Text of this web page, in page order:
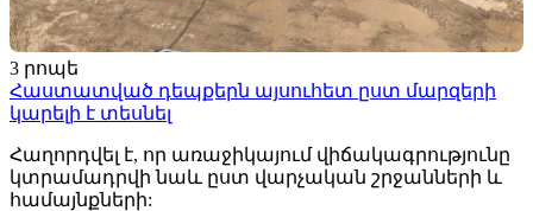
3 րոպե
Հաստատված դեպքերն այսուհետ ըստ մարզերի
կարելի է տեսնել
Հաղորդվել է, որ առաջիկայում վիճակագրությունը
կտրամադրվի նաև ըստ վարչական շրջանների և
համայնքների: